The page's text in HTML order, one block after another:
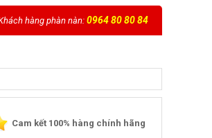
hàng phàn nàn:0964 80 80 84
Cam kết 100% hàng chính hãng